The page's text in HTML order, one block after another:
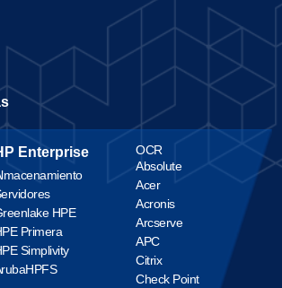
Enterprise
HPE
Primera
Simplivity
OCR
Absolute
Acer
Acronis
Arcserve
APC
Citrix
Check Point